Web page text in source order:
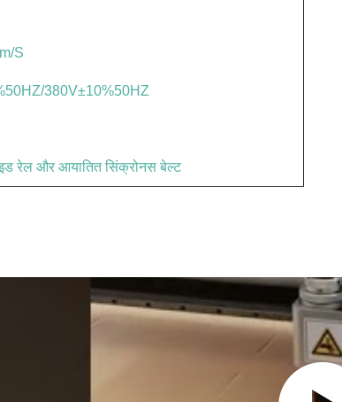
S
380V±10%50HZ
रेल और आयातित सिंक्रोनस बेल्ट